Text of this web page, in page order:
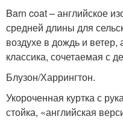
Barn coat – английское
средней длины для
воздухе в дождь и
классика, сочетаемая с
Блузон/Харрингтон.
Укороченная куртка с
стойка, «английская